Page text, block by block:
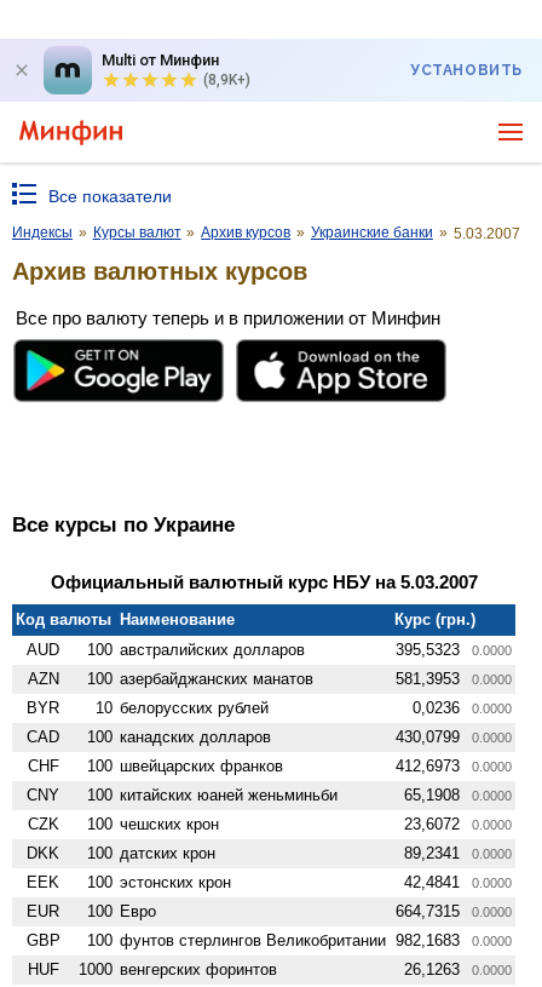
Multi от Минфин
(8,9K+)
УСТАНОВИТЬ
Все показатели
Индексы » Курсы валют » Архив курсов » Украинские банки » 5.03.2007
Архив валютных курсов
Все про валюту теперь и в приложении от Минфин
Все курсы по Украине
Официальный валютный курс НБУ на 5.03.2007
Код валюты Наименование
Курс (грн.)
AUD
100 австралийских долларов 395,5323 0.0000
AZN 100 азербайджанских манатов 581,3953 0.0000
BYR 10 белорусских рублей 0,0236 0.0000
CAD 100 канадских долларов 430,0799 0.0000
CHF 100 швейцарских франков 412,6973 0.0000
CNY 100 китайских юаней женьминьби 65,1908 0.0000
CZK 100 чешских крон 23,6072 0.0000
DKK 100 датских крон 89,2341 0.0000
EEK 100 эстонских крон 42,4841 0.0000
EUR 100 Евро 664,7315 0.0000
GBP 100 фунтов стерлингов Велико­британии 982,1683 0.0000
HUF 1000 венгерских форинтов 26,1263 0.0000